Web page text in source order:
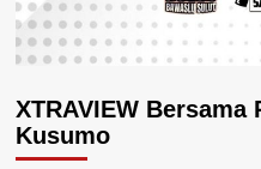
XTRAVIEW Bersama
Kusumo